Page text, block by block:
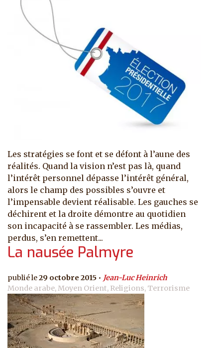
Les stratégies se font et se défont à l’aune des
réalités. Quand la vision n’est pas là, quand
l’intérêt personnel dépasse l’intérêt général,
alors le champ des possibles s’ouvre et
l’impensable devient réalisable. Les gauches se
déchirent et la droite démontre au quotidien
son incapacité à se rassembler. Les médias,
perdus, s’en remettent...
La nausée Palmyre
29 octobre 2015
Jean-Luc Heinrich
Monde arabe, Moyen Orient, Religions, Terrorisme